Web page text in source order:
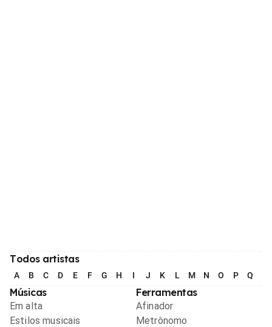
Todos artistas
A B C D E F G H I J K L M N O P Q
Músicas
Em alta
Estilos musicais
Ferramentas
Afinador
Metrônomo